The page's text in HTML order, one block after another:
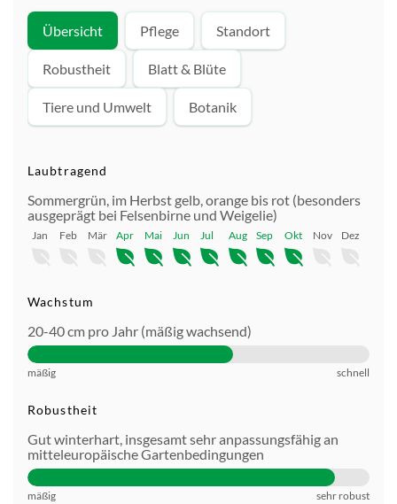
Übersicht Pflege Standort
Robustheit Blatt & Blüte
Tiere und Umwelt Botanik
Laubtragend
Sommergrün, im Herbst gelb, orange bis rot (besonders
ausgeprägt bei Felsenbirne und Weigelie)
Jan Feb Mär Apr Mai Jun Jul Aug Sep Okt Nov Dez
Wachstum
20-40 cm pro Jahr (mäßig wachsend)
mäßig schnell
Robustheit
Gut winterhart, insgesamt sehr anpassungsfähig an
mitteleuropäische Gartenbedingungen
mäßig sehr robust